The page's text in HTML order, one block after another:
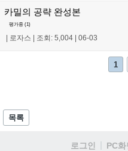
카밀의 공략 완성본
평가중 (1)
로자스 조회: 5,004 06-03
1
목록
로그인 PC화